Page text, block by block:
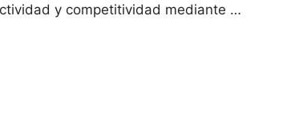
y competitividad mediante …